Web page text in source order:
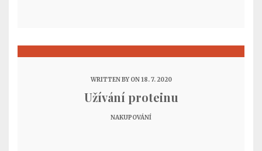
WRITTEN BY ON 18. 7. 2020
Užívání proteinu
NAKUPOVÁNÍ